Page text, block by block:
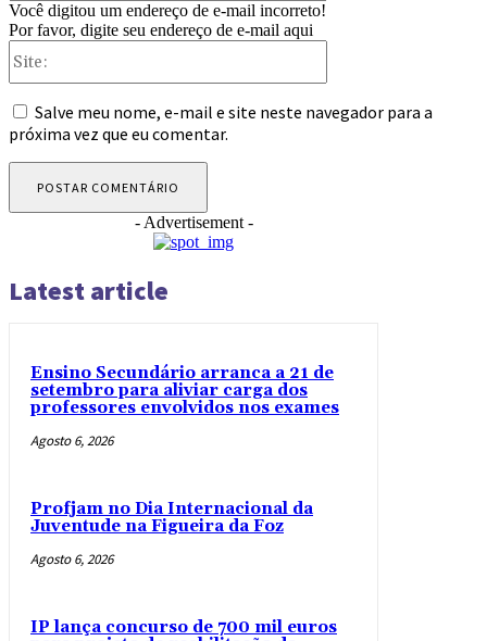
Você digitou um endereço de e-mail incorreto!
Por favor, digite seu endereço de e-mail aqui
Salve meu nome, e-mail e site neste navegador para a
próxima vez que eu comentar.
- Advertisement -
Latest article
Ensino Secundário arranca a 21 de
setembro para aliviar carga dos
professores envolvidos nos exames
Agosto 6, 2026
Profjam no Dia Internacional da
Juventude na Figueira da Foz
Agosto 6, 2026
IP lança concurso de 700 mil euros